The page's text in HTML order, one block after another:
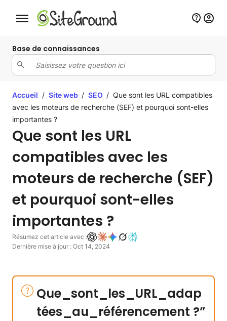
Bouton de navigation mobile
Base de connaissances
Accueil / Site web / SEO / Que sont les URL compatibles
avec les moteurs de recherche (SEF) et pourquoi sont-elles
importantes ?
Que sont les URL
compatibles avec les
moteurs de recherche (SEF)
et pourquoi sont-elles
importantes ?
Résumez cet article avec :
Dernière mise à jour : Oct 14, 2024
Que_sont_les_URL_adap
tées_au_référencement ?”